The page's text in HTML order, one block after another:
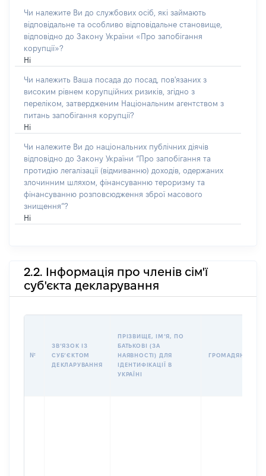
Чи належите Ви до службових осіб, які займають
відповідальне та особливо відповідальне становище,
відповідно до Закону України «Про запобігання
корупції»?
Ні
Чи належить Ваша посада до посад, пов'язаних з
високим рівнем корупційних ризиків, згідно з
переліком, затвердженим Національним агентством з
питань запобігання корупції?
Ні
Чи належите Ви до національних публічних діячів
відповідно до Закону України “Про запобігання та
протидію легалізації (відмиванню) доходів, одержаних
злочинним шляхом, фінансуванню тероризму та
фінансуванню розповсюдження зброї масового
знищення”?
Ні
2.2. Інформація про членів сім'ї
суб'єкта декларування
№
ЗВʼЯЗОК ІЗ
СУБʼЄКТОМ
ДЕКЛАРУВАННЯ
ПРІЗВИЩЕ, ІМʼЯ, ПО
БАТЬКОВІ (ЗА
НАЯВНОСТІ) ДЛЯ
ІДЕНТИФІКАЦІЇ В
УКРАЇНІ
ГРОМАДЯНСТВО